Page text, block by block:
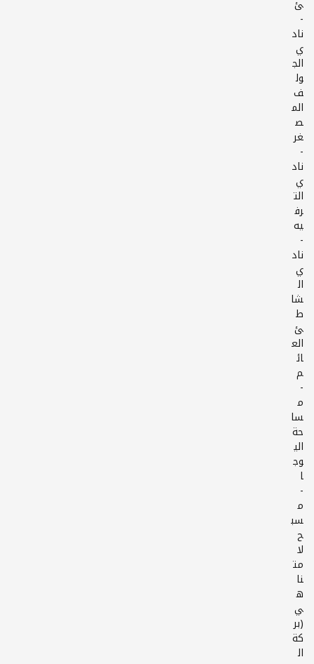
-
ناد
ي
الج
ول
ف
الم
ص
-
ناد
ي
الت
رف
-
ناد
ي
ال
شا
ط
ئ
الع
ائ
-
م
سا
حة
الي
وج
-
م
سب
ح
لا
مت
نا
ه
ي
(بر
كة
ال